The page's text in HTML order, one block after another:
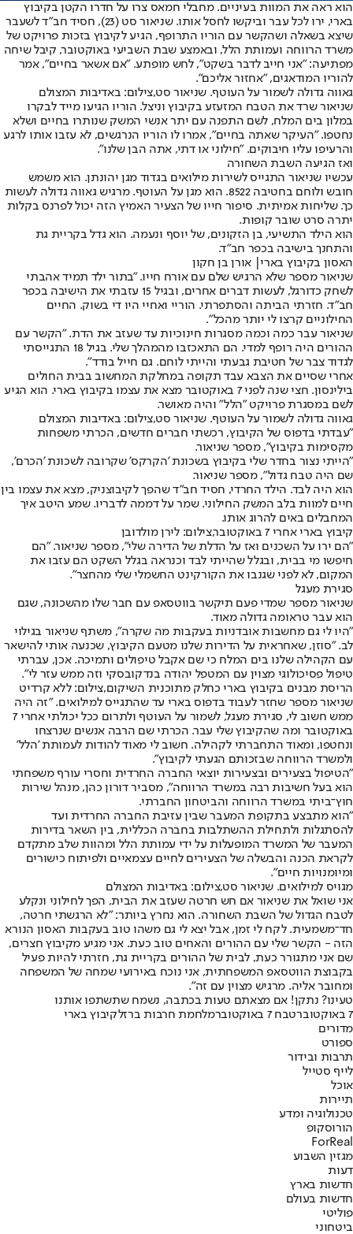
הוא ראה את המוות בעיניים. מחבלי חמאס צרו על חדרו הקטן בקיבוץ
בארי, ירו לכל עבר וביקשו לחסל אותו. שניאור סט (23), חסיד חב"ד לשעבר
שיצא בשאלה ושהקשר עם הוריו התרופף, הגיע לקיבוץ בזכות פרויקט של
משרד הרווחה ועמותת הלל, ובאמצע שבת השביעי באוקטובר, קיבל שיחה
מפתיעה: "אני חייב לדבר בשקט", לחש מופתע. "אם אשאר בחיים", אמר
להוריו המודאגים, "אחזור אליכם".
גאווה גדולה לשמור על העוטף. שניאור סט,צילום: באדיבות המצולם
שניאור שרד את הטבח המזעזע בקיבוץ וניצל. הוריו הגיעו מייד לבקרו
במלון בים המלח, לשם התפנה עם יתר אנשי המשק שנותרו בחיים ושלא
נחטפו. "העיקר שאתה בחיים", אמרו לו הוריו הנרגשים, לא עזבו אותו לרגע
והרעיפו עליו חיבוקים. "חילוני או דתי, אתה הבן שלנו".
ואז הגיעה השבת השחורה
עכשיו שניאור התגייס לשירות מילואים בגדוד מגן יהונתן. הוא משמש
חובש ולוחם בחטיבה 8522. הוא מגן על העוטף. מרגיש גאווה גדולה לעשות
כך. שליחות אמיתית. סיפור חייו של הצעיר האמיץ הזה יכול לפרנס בקלות
יתרה סרט שובר קופות.
הוא הילד התשיעי, בן הזקונים, של יוסף ונעמה. הוא גדל בקריית גת
והתחנך בישיבה בכפר חב"ד.
האסון בקיבוץ בארי| אורן בן חקון
שניאור מספר שלא הרגיש שלם עם אורח חייו. "בתור ילד תמיד אהבתי
לשחק כדורגל, לעשות דברים אחרים, ובגיל 15 עזבתי את הישיבה בכפר
חב"ד. חזרתי הביתה והסתפרתי. הוריי ואחיי היו די בשוק. החיים
החילוניים קרצו לי יותר מהכל".
שניאור עבר כמה וכמה מסגרות חינוכיות עד שעזב את הדת. "הקשר עם
ההורים היה רופף למדי. הם התאכזבו מהמהלך שלי. בגיל 18 התגייסתי
לגדוד צבר של חטיבת גבעתי והייתי לוחם. גם חייל בודד".
אחרי שסיים את הצבא עבד תקופה במחלקת המחשוב בבית החולים
בילינסון. חצי שנה לפני 7 באוקטובר מצא את עצמו בקיבוץ בארי. הוא הגיע
לשם במסגרת פרויקט "הלל" והיה מאושר.
גאווה גדולה לשמור על העוטף. שניאור סט,צילום: באדיבות המצולם
"עבדתי בדפוס של הקיבוץ, רכשתי חברים חדשים, הכרתי משפחות
מקסימות בקיבוץ", מספר שניאור.
"הייתי נצור בחדר שלי בקיבוץ בשכונת 'הקרקס' שקרובה לשכונת 'הכרם',
שם היה טבח גדול", מספר שניאור.
הוא היה לבד. הילד החרדי, חסיד חב"ד שהפך לקיבוצניק, מצא את עצמו בין
חיים למוות בלב המשק החילוני. שמר על דממה לדבריו. שמע היטב איך
המחבלים באים להרוג אותו.
קיבוץ בארי אחרי 7 באוקטובר,צילום: לירן מולדובן
"הם ירו על השכנים ואז על הדלת של הדירה שלי", מספר שניאור. "הם
חיפשו מי בבית, ובגלל שהייתי לבד וכנראה בגלל השקט הם עזבו את
המקום, לא לפני שגנבו את הקורקינט החשמלי שלי מהחצר".
סגירת מעגל
שניאור מספר שמדי פעם תיקשר בווטסאפ עם חבר שלו מהשכונה, שגם
הוא עבר טראומה גדולה מאוד.
"היו לי גם מחשבות אובדניות בעקבות מה שקרה", משתף שניאור בגילוי
לב. "סוזן, שאחראית על הדירות שלנו מטעם הקיבוץ, שכנעה אותי להישאר
עם הקהילה שלנו בים המלח כי שם אקבל טיפולים ותמיכה. אכן, עברתי
טיפול פסיכולוגי מצוין עם המטפל יהודה בנדקובסקי וזה ממש עזר לי".
הריסת מבנים בקיבוץ בארי כחלק מתוכנית השיקום,צילום: ללא קרדיט
שניאור מספר שחזר לעבוד בדפוס בארי עד שהתגייס למילואים. "זה היה
ממש חשוב לי, סגירת מעגל, לשמור על העוטף ולתרום ככל יכולתי אחרי 7
באוקטובר ומה שהקיבוץ שלי עבר. הכרתי שם הרבה אנשים שנרצחו
ונחטפו, ומאוד התחברתי לקהילה. חשוב לי מאוד להודות לעמותת 'הלל'
ולמשרד הרווחה שבזכותם הגעתי לקיבוץ".
"הטיפול בצעירים ובצעירות יוצאי החברה החרדית וחסרי עורף משפחתי
הוא בעל חשיבות רבה במשרד הרווחה", מסביר דורון כהן, מנהל שירות
חוץ־ביתי במשרד הרווחה והביטחון החברתי.
"הוא מתבצע בתקופת המעבר שבין עזיבת החברה החרדית ועד
להסתגלות ולתחילת ההשתלבות בחברה הכללית, בין השאר בדירות
המעבר של המשרד המופעלות על ידי עמותת הלל ומהוות שלב מתקדם
לקראת הכנה והבשלה של הצעירים לחיים עצמאיים ולפיתוח כישורים
ומיומנויות חיים".
מגויס למילואים. שניאור סט,צילום: באדיבות המצולם
אני שואל את שניאור אם חש חרטה שעזב את הבית, הפך לחילוני ונקלע
לטבח הגדול של השבת השחורה. הוא נחרץ ביותר: "לא הרגשתי חרטה,
חד־משמעית. לקח לי זמן, אבל יצא לי גם משהו טוב בעקבות האסון הנורא
הזה - הקשר שלי עם ההורים והאחים טוב כעת. אני מגיע מקיבוץ חצרים,
שם אני מתגורר כעת, לבית של ההורים בקריית גת, חזרתי להיות פעיל
בקבוצת הווטסאפ המשפחתית, אני נוכח באירועי שמחה של המשפחה
ומחובר אליה. מרגיש מצוין עם זה".
טעינו? נתקן! אם מצאתם טעות בכתבה, נשמח שתשתפו אותנו
7 באוקטובר
טבח 7 באוקטובר מלחמת חרבות ברזלקיבוץ בארי
מדורים
ספורט
תרבות ובידור
לייף סטייל
אוכל
תיירות
טכנולוגיה ומדע
הורוסקופ
ForReal
מגזין השבוע
דעות
חדשות בארץ
חדשות בעולם
פוליטי
ביטחוני